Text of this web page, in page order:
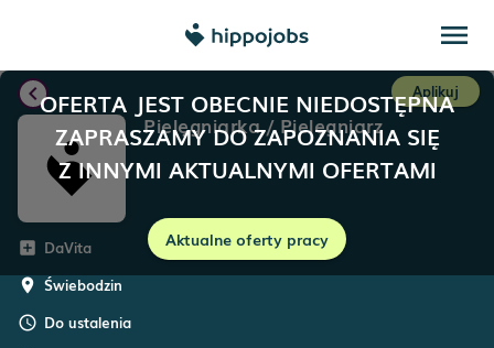
menu
OFERTA JEST OBECNIE NIEDOSTĘPNA
ZAPRASZAMY DO ZAPOZNANIA SIĘ
Z INNYMI AKTUALNYMI OFERTAMI
Aktualne oferty pracy
chevron_left Aplikuj
Pielęgniarka / Pielęgniarz
add_box DaVita
room Świebodzin
schedule Do ustalenia